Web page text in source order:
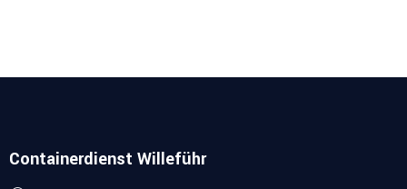
Containerdienst Willeführ